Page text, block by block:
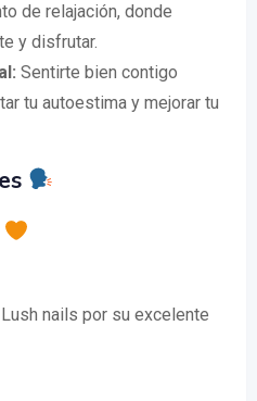
de relajación, donde
y disfrutar.
Sentirte bien contigo
tu autoestima y mejorar tu
nails por su excelente